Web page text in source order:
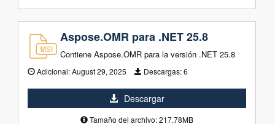
Aspose.OMR para .NET 25.8
Contiene Aspose.OMR para la versión .NET 25.8
Adicional:August 29, 2025 Descargas:6
Descargar
Tamaño del archivo: 217.78MB